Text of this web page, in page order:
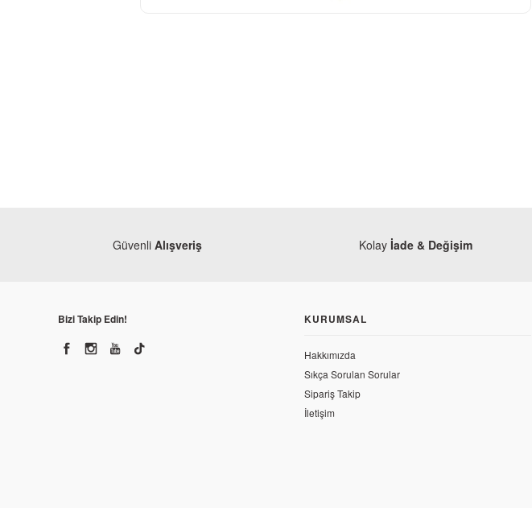
Güvenli Alışveriş Kolay İade & Değişim
Bizi Takip Edin! KURUMSAL
Hakkımızda
Sıkça Sorulan Sorular
Sipariş Takip
İletişim